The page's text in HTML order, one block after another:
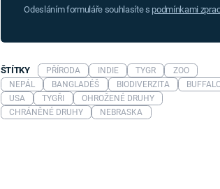
Odesláním formuláře souhlasíte s podmínkami
ŠTÍTKY PŘÍRODA INDIE TYGR
ZOO
NEPÁL
BANGLADÉŠ BIODIVERZITA
USA
TYGŘI
OHROŽENÉ DRUHY
CHRÁNĚNÉ DRUHY
NEBRASKA